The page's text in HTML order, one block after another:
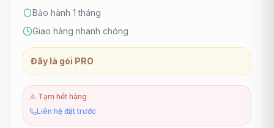
Bảo hành 1 tháng
Giao hàng nhanh chóng
Đây là gói PRO
⚠️ Tạm hết hàng
Liên hệ đặt trước